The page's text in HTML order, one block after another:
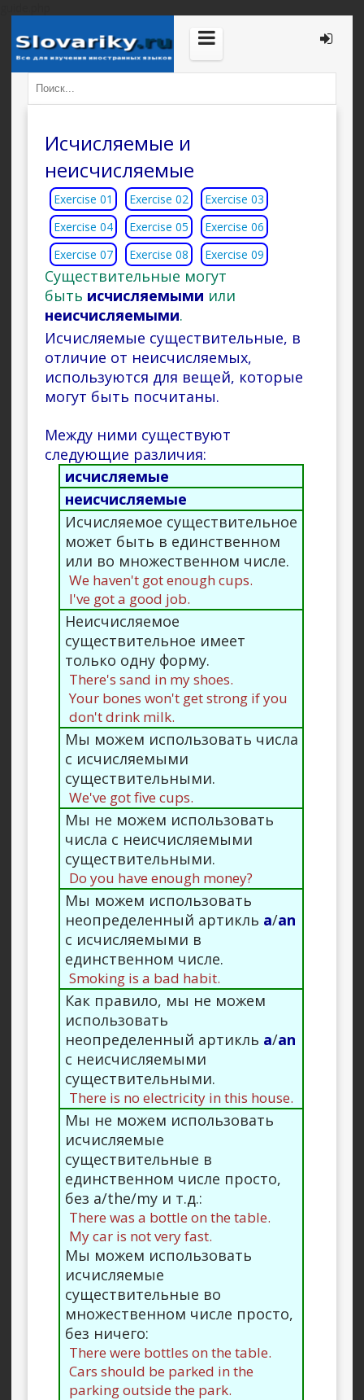
Исчисляемые и
неисчисляемые
Exercise 01 Exercise 02
Exercise 03
Exercise 04
Exercise 05
Exercise 06
Exercise 07
Exercise 08 Exercise 09
Существительные могут
быть исчисляемыми или
неисчисляемыми.
Исчисляемые существительные, в
отличие от неисчисляемых,
используются для вещей, которые
могут быть посчитаны.
Между ними существуют
следующие различия:
исчисляемые
неисчисляемые
Исчисляемое существительное
может быть в единственном
или во множественном числе.
We haven't got enough cups.
I've got a good job.
Неисчисляемое
существительное имеет
только одну форму.
There's sand in my shoes.
Your bones won't get strong if you
don't drink milk.
Мы можем использовать числа
с исчисляемыми
существительными.
We've got five cups.
Мы не можем использовать
числа с неисчисляемыми
существительными.
Do you have enough money?
Мы можем использовать
неопределенный артикль a/an
с исчисляемыми в
единственном числе.
Smoking is a bad habit.
Как правило, мы не можем
использовать
неопределенный артикль a/an
с неисчисляемыми
существительными.
There is no electricity in this house.
Мы не можем использовать
исчисляемые
существительные в
единственном числе просто,
без a/the/my и т.д.:
There was a bottle on the table.
My car is not very fast.
Мы можем использовать
исчисляемые
существительные во
множественном числе просто,
без ничего:
There were bottles on the table.
Cars should be parked in the
parking outside the park.